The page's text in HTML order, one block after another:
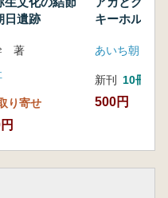
遺跡
著
り寄せ
キーホルダー
新刊 10冊以上
500円